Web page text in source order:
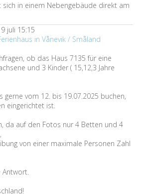
sich in einem Nebengebäude direkt am
juli 15:15
in Vånevik / Småland
ob das Haus 7135 für eine
und 3 Kinder ( 15,12,3 Jahre
gerne vom 12. bis 19.07.2025 buchen,
eingerichtet ist.
da auf den Fotos nur 4 Betten und 4
von einer maximale Personen Zahl
Antwort.